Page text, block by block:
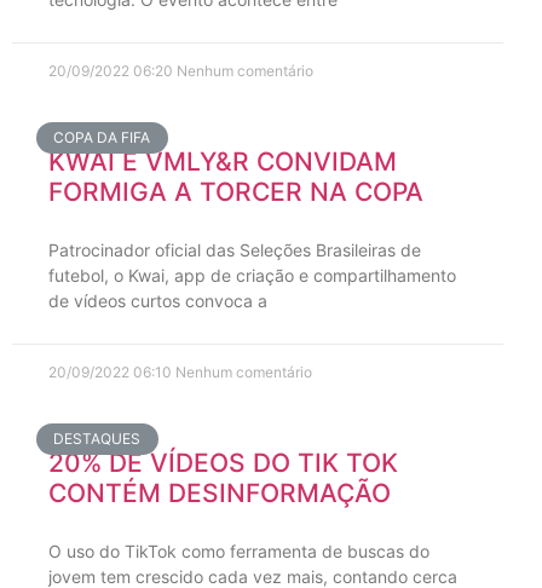
20/09/2022 06:20 Nenhum comentário
COPA DA FIFA
KWAI E VMLY&R CONVIDAM
FORMIGA A TORCER NA COPA
Patrocinador oficial das Seleções Brasileiras de
futebol, o Kwai, app de criação e compartilhamento
de vídeos curtos convoca a
20/09/2022 06:10 Nenhum comentário
DESTAQUES
20% DE VÍDEOS DO TIK TOK
CONTÉM DESINFORMAÇÃO
O uso do TikTok como ferramenta de buscas do
jovem tem crescido cada vez mais, contando cerca